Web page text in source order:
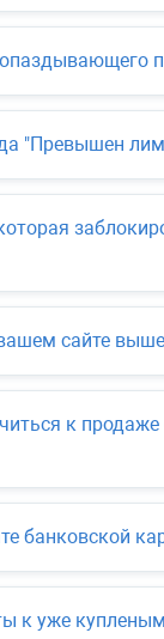
"Превышен
сайте
к продаже
банковской
к уже